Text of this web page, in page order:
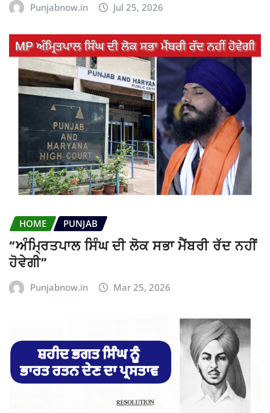
Punjabnow.in Jul 25, 2026
HOME PUNJAB
“ਅੰਮ੍ਰਿਤਪਾਲ ਸਿੰਘ ਦੀ ਲੋਕ ਸਭਾ ਮੈਂਬਰੀ ਰੱਦ ਨਹੀਂ
ਹੋਵੇਗੀ”
Punjabnow.in Mar 25, 2026